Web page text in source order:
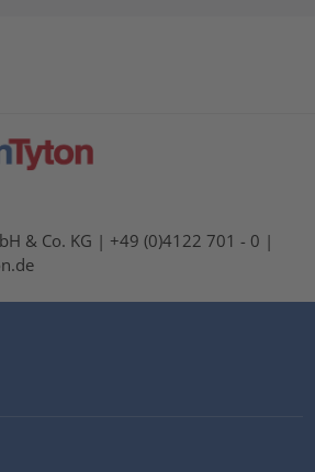
& Co. KG | +49 (0)4122 701 - 0 |